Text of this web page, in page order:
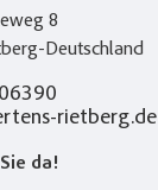
8
Deutschland
rietberg.de
da!